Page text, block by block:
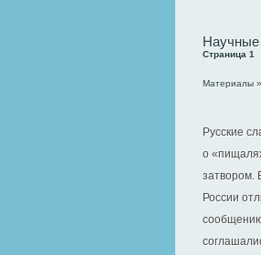
Научные
Страница 1
Материалы »
Русские
о
затвором.
России